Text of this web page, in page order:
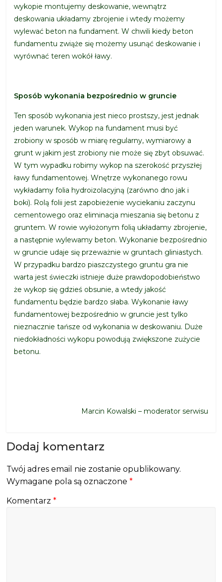
wykopie montujemy deskowanie, wewnątrz
deskowania układamy zbrojenie i wtedy możemy
wylewać beton na fundament. W chwili kiedy beton
fundamentu zwiąże się możemy usunąć deskowanie i
wyrównać teren wokół ławy.
Sposób wykonania bezpośrednio w gruncie
Ten sposób wykonania jest nieco prostszy, jest jednak
jeden warunek. Wykop na fundament musi być
zrobiony w sposób w miarę regularny, wymiarowy a
grunt w jakim jest zrobiony nie może się zbyt obsuwać.
W tym wypadku robimy wykop na szerokość przyszłej
ławy fundamentowej. Wnętrze wykonanego rowu
wykładamy folia hydroizolacyjną (zarówno dno jak i
boki). Rolą folii jest zapobieżenie wyciekaniu zaczynu
cementowego oraz eliminacja mieszania się betonu z
gruntem. W rowie wyłożonym folią układamy zbrojenie,
a następnie wylewamy beton. Wykonanie bezpośrednio
w gruncie udaje się przeważnie w gruntach gliniastych.
W przypadku bardzo piaszczystego gruntu gra nie
warta jest świeczki istnieje duże prawdopodobieństwo
że wykop się gdzieś obsunie, a wtedy jakość
fundamentu będzie bardzo słaba. Wykonanie ławy
fundamentowej bezpośrednio w gruncie jest tylko
nieznacznie tańsze od wykonania w deskowaniu. Duże
niedokładności wykopu powodują zwiększone zużycie
betonu.
Marcin Kowalski – moderator serwisu
Dodaj komentarz
Twój adres email nie zostanie opublikowany.
Wymagane pola są oznaczone*
Komentarz*